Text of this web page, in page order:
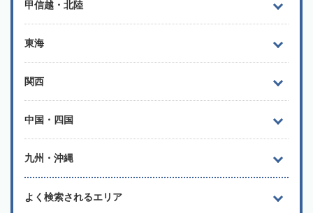
甲信越・北陸
東海
関西
中国・四国
九州・沖縄
よく検索されるエリア